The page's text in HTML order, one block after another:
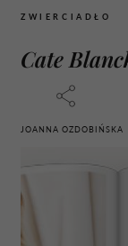
ZWIERCIADŁO
Cate
JOANNA OZDOBIŃSKA